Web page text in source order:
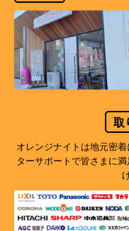
取
オレンジナイトは地元密
ターサポートで皆さまに